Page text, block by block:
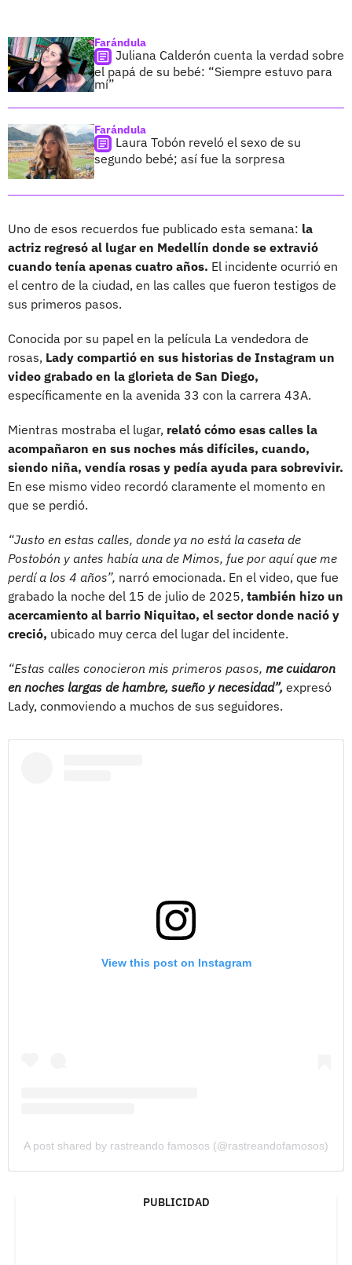
Farándula
Juliana Calderón cuenta la verdad sobre
el papá de su bebé: “Siempre estuvo para
mí”
Farándula
Laura Tobón reveló el sexo de su
segundo bebé; así fue la sorpresa
Uno de esos recuerdos fue publicado esta semana: la
actriz regresó al lugar en Medellín donde se extravió
cuando tenía apenas cuatro años. El incidente ocurrió en
el centro de la ciudad, en las calles que fueron testigos de
sus primeros pasos.
Conocida por su papel en la película La vendedora de
rosas, Lady compartió en sus historias de Instagram un
video grabado en la glorieta de San Diego,
específicamente en la avenida 33 con la carrera 43A.
Mientras mostraba el lugar, relató cómo esas calles la
acompañaron en sus noches más difíciles, cuando,
siendo niña, vendía rosas y pedía ayuda para sobrevivir.
En ese mismo video recordó claramente el momento en
que se perdió.
“Justo en estas calles, donde ya no está la caseta de
Postobón y antes había una de Mimos, fue por aquí que me
perdí a los 4 años”, narró emocionada. En el video, que fue
grabado la noche del 15 de julio de 2025, también hizo un
acercamiento al barrio Niquitao, el sector donde nació y
creció, ubicado muy cerca del lugar del incidente.
“Estas calles conocieron mis primeros pasos, me cuidaron
en noches largas de hambre, sueño y necesidad”, expresó
Lady, conmoviendo a muchos de sus seguidores.
View this post on Instagram
A post shared by rastreando famosos (@rastreandofamosos)
PUBLICIDAD